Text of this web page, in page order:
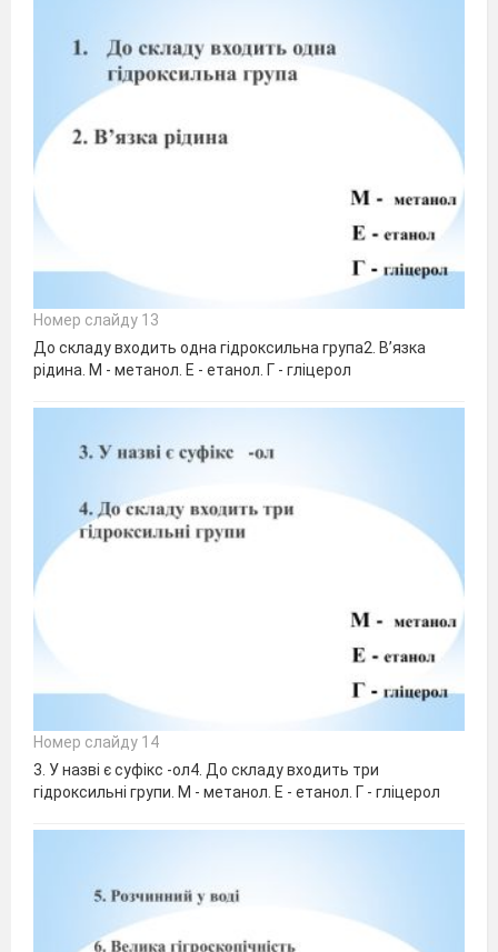
Номер слайду 13
До складу входить одна гідроксильна група2. В’язка
рідина. М - метанол. Е - етанол. Г - гліцерол
Номер слайду 14
3. У назві є суфікс -ол4. До складу входить три
гідроксильні групи. М - метанол. Е - етанол. Г - гліцерол